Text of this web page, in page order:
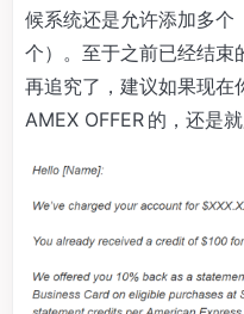
候系统还是允许添加多个
个）。至于之前已经结束
再追究了，建议如果现在
AMEX OFFER 的，还是就